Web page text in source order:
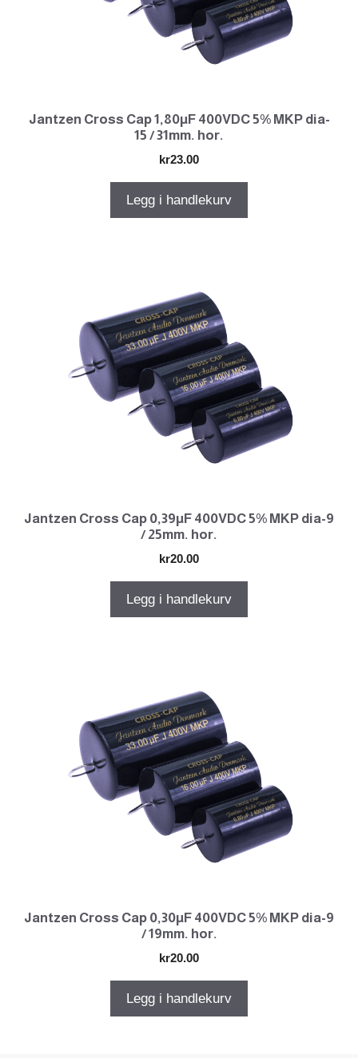
Jantzen Cross Cap 1,80µF 400VDC 5% MKP dia-
15 / 31mm. hor.
kr23.00
Legg i handlekurv
Jantzen Cross Cap 0,39µF 400VDC 5% MKP dia-9
/ 25mm. hor.
kr20.00
Legg i handlekurv
Jantzen Cross Cap 0,30µF 400VDC 5% MKP dia-9
/ 19mm. hor.
kr20.00
Legg i handlekurv